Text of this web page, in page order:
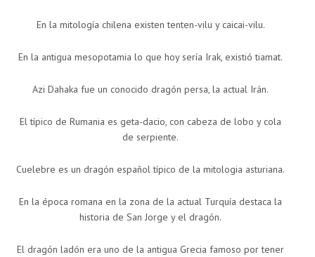
En la mitología chilena existen tenten-vilu y caicai-vilu.
En la antigua mesopotamia lo que hoy sería Irak, existió tiamat.
Azi Dahaka fue un conocido dragón persa, la actual Irán.
El típico de Rumania es geta-dacio, con cabeza de lobo y cola
de serpiente.
Cuelebre es un dragón español típico de la mitologia asturiana.
En la época romana en la zona de la actual Turquía destaca la
historia de San Jorge y el dragón.
El dragón ladón era uno de la antigua Grecia famoso por tener